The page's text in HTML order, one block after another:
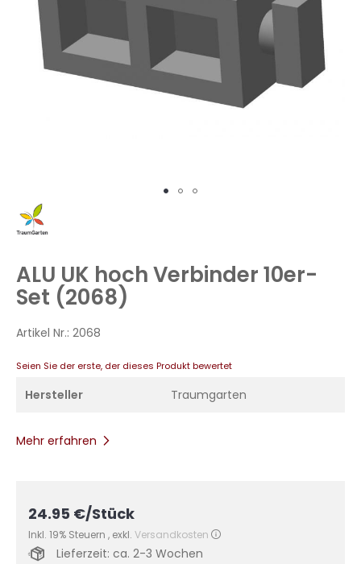
Zum
Anfang
springen
ALU UK hoch Verbinder 10er-
Set (2068)
Artikel Nr.: 2068
Seien Sie der erste, der dieses Produkt bewertet
Hersteller Traumgarten
Mehr erfahren
24.95 €/Stück
Inkl. 19% Steuern , exkl. Versandkosten
Lieferzeit: ca. 2-3 Wochen